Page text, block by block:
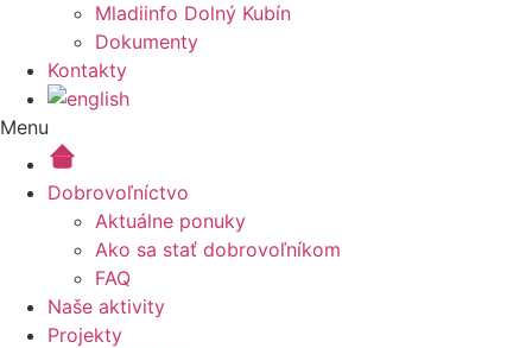
Mladiinfo Dolný Kubín
Dokumenty
Kontakty
Menu
Dobrovoľníctvo
Aktuálne ponuky
Ako sa stať dobrovoľníkom
FAQ
Naše aktivity
Projekty